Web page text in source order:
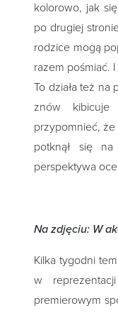
kolorowo, jak
po drugiej
rodzice mogą
razem pośmiać.
To działa też na
znów
przypomnieć, że
potknął się
perspektywa
Na zdjęciu: W
Kilka tygodni
w
premierowym